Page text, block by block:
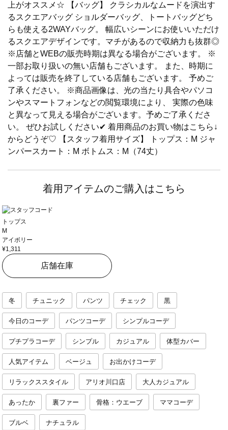
上がオススメ☆ 【バッグ】 クラシカルなムードを演出す
るスクエアバッグ ショルダーバッグ、トートバッグどち
らも使える2WAYバッグ。 幅広いシーンにお使いいただけ
るスクエアデザインです。マチがあるので収納力も抜群◎
※店舗とWEBの販売時期は異なる場合がございます。 ※
一部お取り扱いの無い店舗もございます。 また、時期に
よっては販売を終了している店舗もございます。 予めご
了承ください。 ※商品画像は、光の当たり具合やパソコ
ンやスマートフォンなどの閲覧環境により、 実際の色味
と異なって見える場合がございます。予めご了承くださ
い。 ぜひお試しください✔ 着用商品のお買い物はこちら↓
からどうぞ♡ 【スタッフ着用サイズ】 トップス：M ジャ
ンパースカート：M ボトムス：M（74丈）
着用アイテムのご購入はこちら
トップス
M
アイボリー
¥1,311
店舗在庫
冬 チュニック パンツ チェック 黒
今日のコーデ パンツコーデ シンプルコーデ
プチプラコーデ シンプル カジュアル 体型カバー
人気アイテム ベージュ お出かけコーデ
リラックススタイル アリオ川口店 大人カジュアル
あったか 裏ファー 骨格：ウエーブ ママコーデ
ブルベ ナチュラル